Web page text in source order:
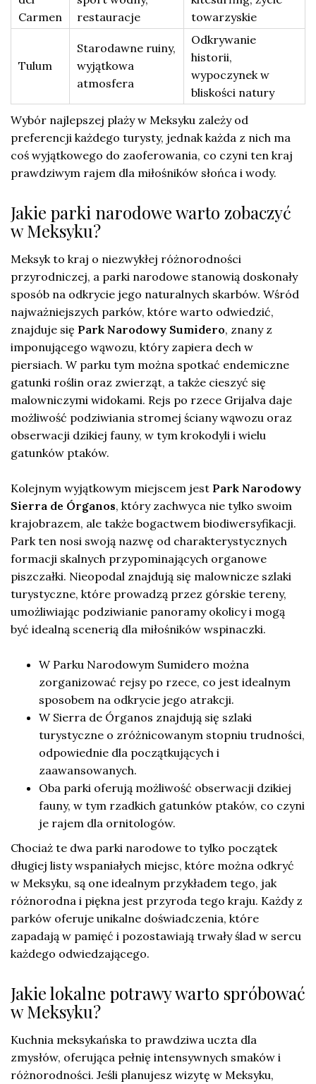
Carmen
restauracje
towarzyskie
Tulum
Starodawne ruiny,
wyjątkowa
atmosfera
Odkrywanie
historii,
wypoczynek w
bliskości natury
Wybór najlepszej plaży w Meksyku zależy od
preferencji każdego turysty, jednak każda z nich ma
coś wyjątkowego do zaoferowania, co czyni ten kraj
prawdziwym rajem dla miłośników słońca i wody.
Jakie parki narodowe warto zobaczyć
w Meksyku?
Meksyk to kraj o niezwykłej różnorodności
przyrodniczej, a parki narodowe stanowią doskonały
sposób na odkrycie jego naturalnych skarbów. Wśród
najważniejszych parków, które warto odwiedzić,
znajduje się Park Narodowy Sumidero, znany z
imponującego wąwozu, który zapiera dech w
piersiach. W parku tym można spotkać endemiczne
gatunki roślin oraz zwierząt, a także cieszyć się
malowniczymi widokami. Rejs po rzece Grijalva daje
możliwość podziwiania stromej ściany wąwozu oraz
obserwacji dzikiej fauny, w tym krokodyli i wielu
gatunków ptaków.
Kolejnym wyjątkowym miejscem jest Park Narodowy
Sierra de Órganos, który zachwyca nie tylko swoim
krajobrazem, ale także bogactwem biodiwersyfikacji.
Park ten nosi swoją nazwę od charakterystycznych
formacji skalnych przypominających organowe
piszczałki. Nieopodal znajdują się malownicze szlaki
turystyczne, które prowadzą przez górskie tereny,
umożliwiając podziwianie panoramy okolicy i mogą
być idealną scenerią dla miłośników wspinaczki.
W Parku Narodowym Sumidero można
zorganizować rejsy po rzece, co jest idealnym
sposobem na odkrycie jego atrakcji.
W Sierra de Órganos znajdują się szlaki
turystyczne o zróżnicowanym stopniu trudności,
odpowiednie dla początkujących i
zaawansowanych.
Oba parki oferują możliwość obserwacji dzikiej
fauny, w tym rzadkich gatunków ptaków, co czyni
je rajem dla ornitologów.
Chociaż te dwa parki narodowe to tylko początek
długiej listy wspaniałych miejsc, które można odkryć
w Meksyku, są one idealnym przykładem tego, jak
różnorodna i piękna jest przyroda tego kraju. Każdy z
parków oferuje unikalne doświadczenia, które
zapadają w pamięć i pozostawiają trwały ślad w sercu
każdego odwiedzającego.
Jakie lokalne potrawy warto spróbować
w Meksyku?
Kuchnia meksykańska to prawdziwa uczta dla
zmysłów, oferująca pełnię intensywnych smaków i
różnorodności. Jeśli planujesz wizytę w Meksyku,